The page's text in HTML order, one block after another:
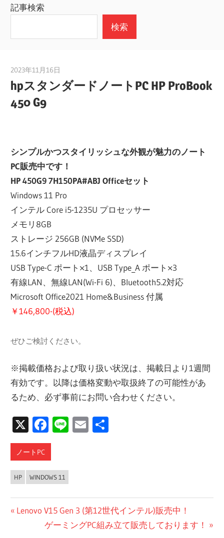
2023年11月16日
hpスタンダードノートPC HP ProBook
450 G9
シンプルかつスタイリッシュな外観が魅力のノート
PC販売中です！
HP 450G9 7H150PA#ABJ Officeセット
Windows 11 Pro
インテル Core i5-1235U プロセッサー
メモリ8GB
ストレージ 256GB (NVMe SSD)
15.6インチフルHD液晶ディスプレイ
USB Type-C ポート×1、USB Type_A ポート×3
有線LAN、無線LAN(Wi-Fi 6)、Bluetooth5.2対応
Microsoft Office2021 Home&Business 付属
￥146,800-(税込)
ぜひご検討ください。
※掲載価格および取り扱い状況は、掲載日より1週間
有効です。以降は価格変動や取扱終了の可能性があ
るため、必ず事前にお問い合わせください。
X Facebook
LineEmail
ノートPC
HP WINDOWS 11
投
前
Lenovo V15 Gen 3 (第12世代インテル)販売中！
次
ゲーミングPC組み立て販売しております！
記事検索
検索